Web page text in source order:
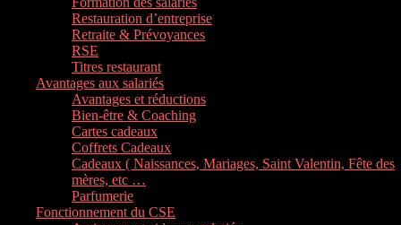
Restauration d’entreprise
Retraite & Prévoyances
RSE
Titres restaurant
Avantages aux salariés
Avantages et réductions
Bien-être & Coaching
Cartes cadeaux
Coffrets Cadeaux
Cadeaux ( Naissances, Mariages, Saint Valentin, Fête des
mères, etc …
Parfumerie
Fonctionnement du CSE